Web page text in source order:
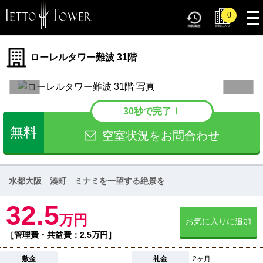
0
ローレルタワー難波 31階
無料
30秒で完了！
空室状況をお問合わせ
水都大阪 湊町 ミナミを一望する絶景を
32.5万円
［管理費・共益費：2.5万円］
お気に入りに追加
敷金 - 礼金 2ヶ月